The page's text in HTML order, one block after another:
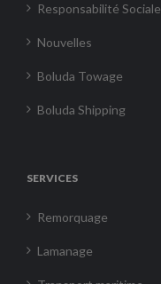
Responsabilité Sociale
Nouvelles
Boluda Towage
Boluda Shipping
SERVICES
Remorquage
Lamanage